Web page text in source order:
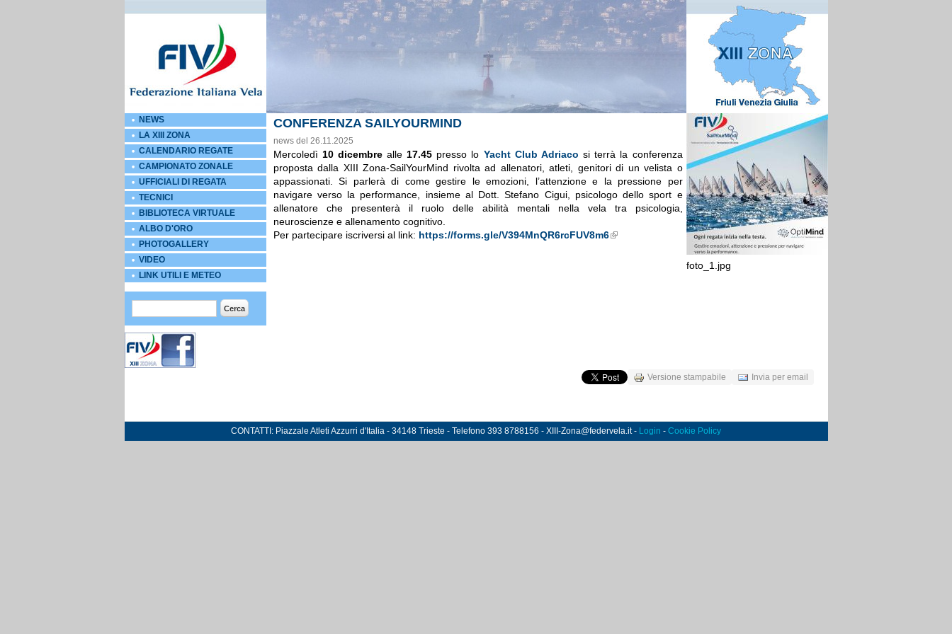
CONFERENZA SAILYOURMIND
news del 26.11.2025
Mercoledì 10 dicembre alle17.45 presso lo Yacht Club Adriaco si terrà la conferenza
proposta dalla XIII Zona-SailYourMind rivolta ad allenatori, atleti, genitori di un velista o
appassionati. Si parlerà di come gestire le emozioni, l’attenzione e la pressione per
navigare verso la performance, insieme al Dott. Stefano Cigui, psicologo dello sport e
allenatore che presenterà il ruolo delle abilità mentali nella vela tra psicologia,
neuroscienze e allenamento cognitivo.
Per partecipare iscriversi al link: https://forms.gle/V394MnQR6rcFUV8m6
foto_1.jpg
Versione stampabile Invia per email
NEWS
LA XIII ZONA
CALENDARIO REGATE
CAMPIONATO ZONALE
UFFICIALI DI REGATA
TECNICI
BIBLIOTECA VIRTUALE
ALBO D'ORO
PHOTOGALLERY
VIDEO
LINK UTILI E METEO
Form di ricerca Cerca
CONTATTI: Piazzale Atleti Azzurri d'Italia - 34148 Trieste - Telefono 393 8788156 - XIII-Zona@federvela.it - Login - Cookie Policy